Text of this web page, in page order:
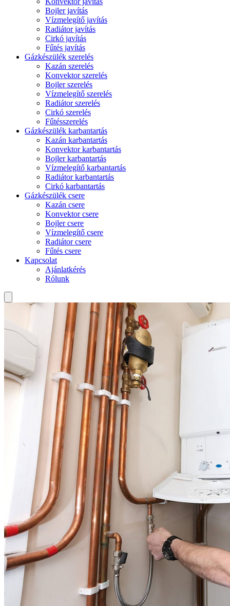
Bojler javítás
Vízmelegítő javítás
Radiátor javítás
Cirkó javítás
Fűtés javítás
Gázkészülék szerelés
Kazán szerelés
Konvektor szerelés
Bojler szerelés
Vízmelegítő szerelés
Radiátor szerelés
Cirkó szerelés
Fűtésszerelés
Gázkészülék karbantartás
Kazán karbantartás
Konvektor karbantartás
Bojler karbantartás
Vízmelegítő karbantartás
Radiátor karbantartás
Cirkó karbantartás
Gázkészülék csere
Kazán csere
Konvektor csere
Bojler csere
Vízmelegítő csere
Radiátor csere
Fűtés csere
Kapcsolat
Ajánlatkérés
Rólunk